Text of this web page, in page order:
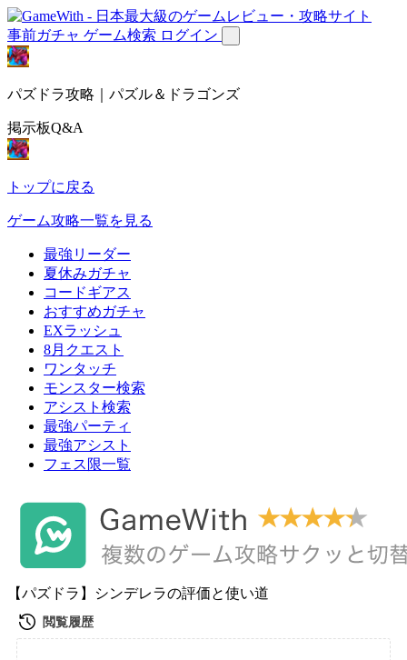
事前ガチャ ゲーム検索 ログイン
パズドラ攻略｜パズル＆ドラゴンズ
掲示板Q&A
トップに戻る
ゲーム攻略一覧を見る
最強リーダー
夏休みガチャ
コードギアス
おすすめガチャ
EXラッシュ
8月クエスト
ワンタッチ
モンスター検索
アシスト検索
最強パーティ
最強アシスト
フェス限一覧
【パズドラ】シンデレラの評価と使い道